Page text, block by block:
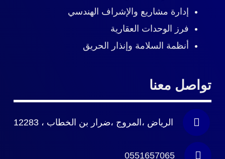
إدارة مشاريع والإشراف الهندسي
فرز الوحدات العقارية
أنظمة السلامة وإنذار الحريق
تواصل معنا
الرياض ،المروج ،ضرار بن الخطاب ، 12283
0551657065